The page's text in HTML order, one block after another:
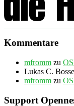
Kommentare
mfromm zu
Lukas C.
mfromm zu
Support